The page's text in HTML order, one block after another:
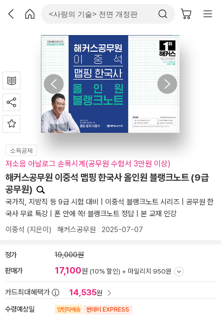
소득공제
저소음 아날로그 손목시계(공무원 수험서 3만원 이상)
해커스공무원 이중석 맵핑 한국사 올인원 블랭크노트 (9급
공무원)
국가직, 지방직 등 9급 시험 대비 | 이중석 블랭크노트 시리즈 | 공무원 한
국사 무료 특강 | 폰 안에 쏙! 블랭크노트 정답 | 본 교재 인강
이중석 (지은이) 해커스공무원 2025-07-07
정가 19,000원
판매가 17,100원 (10% 할인) + 마일리지 950원
카드최대혜택가 14,535원
수령예상일 양탄자배송 썬데이 EXPRESS